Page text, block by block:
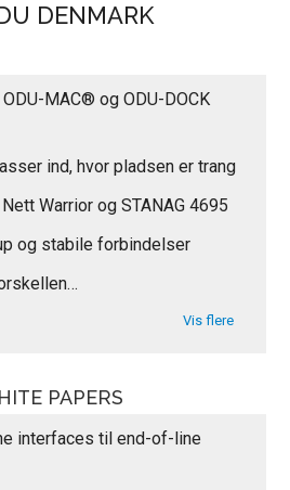
DENMARK
MAC® og ODU-DOCK
ind, hvor pladsen er trang
Warrior og STANAG 4695
og stabile forbindelser
Vis flere
PAPERS
interfaces til end-of-line